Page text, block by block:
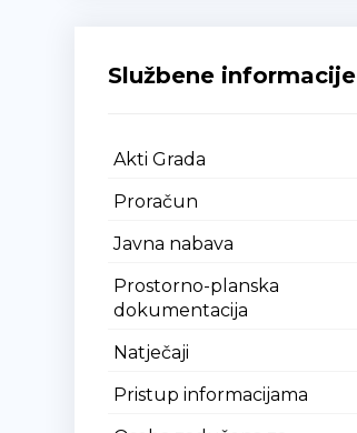
Službene informacije
Akti Grada
Proračun
Javna nabava
Prostorno-planska
dokumentacija
Natječaji
Pristup informacijama